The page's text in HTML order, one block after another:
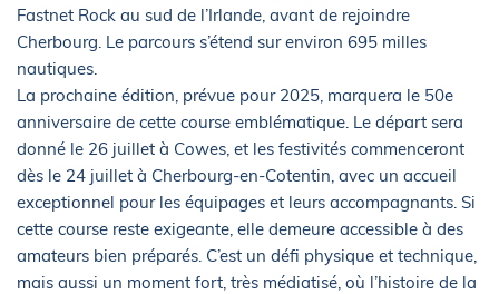
Fastnet Rock au sud de l’Irlande, avant de rejoindre
Cherbourg. Le parcours s’étend sur environ 695 milles
nautiques.
La prochaine édition, prévue pour 2025, marquera le 50e
anniversaire de cette course emblématique. Le départ sera
donné le 26 juillet à Cowes, et les festivités commenceront
dès le 24 juillet à Cherbourg-en-Cotentin, avec un accueil
exceptionnel pour les équipages et leurs accompagnants. Si
cette course reste exigeante, elle demeure accessible à des
amateurs bien préparés. C’est un défi physique et technique,
mais aussi un moment fort, très médiatisé, où l’histoire de la